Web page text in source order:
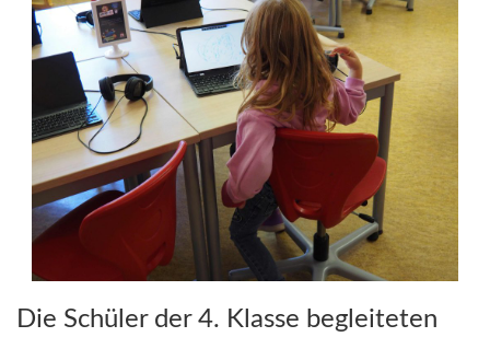
Die Schüler der 4. Klasse begleiteten